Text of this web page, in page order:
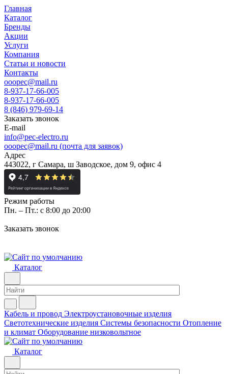
Главная
Каталог
Бренды
Акции
Услуги
Компания
Статьи и новости
Контакты
ooopec@mail.ru
8-937-17-66-005
8-937-17-66-005
8 (846) 979-69-14
Заказать звонок
E-mail
info@pec-electro.ru
ooopec@mail.ru (почта для заявок)
Адрес
443022, г Самара, ш Заводское, дом 9, офис 4
Режим работы
Пн. – Пт.: с 8:00 до 20:00
Заказать звонок
Каталог
Кабель и провод Электроустановочные изделия
Светотехнические изделия Системы безопасности Отопление
и климат Оборудование низковольтное
Каталог